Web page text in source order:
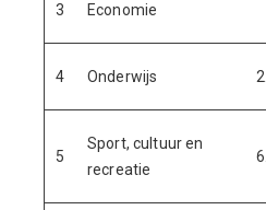
3 Economie
4 Onderwijs
5
Sport, cultuur en
recreatie